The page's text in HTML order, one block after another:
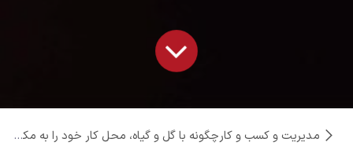
مدیریت و کسب و کارچگونه با گل و گیاه، محل کار خود را به مکانی شادتر و سالم‌تر تبدیل کنید؟